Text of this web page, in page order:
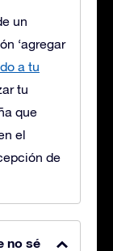
un
‘agregar
a tu
tu
que
el
de
no sé